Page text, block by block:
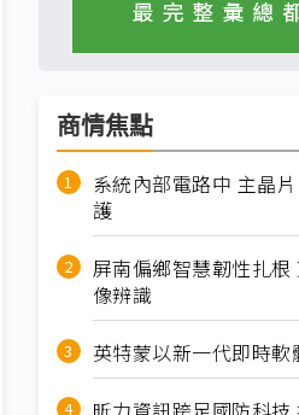
商情焦點
系統內部電路中 主晶
護
屏南偏鄉智慧韌性扎
像辨識
英特蒙以新一代即時